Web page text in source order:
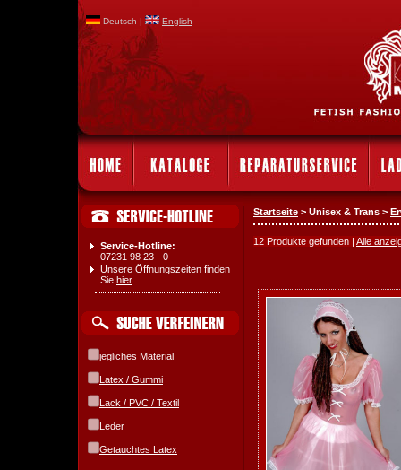
Deutsch | English
Service-Hotline:
07231 98 23 - 0
Unsere Öffnungszeiten finden
Sie hier.
jegliches Material
Latex / Gummi
Lack / PVC / Textil
Leder
Getauchtes Latex
Startseite > Unisex & Trans >
12 Produkte gefunden | Alle